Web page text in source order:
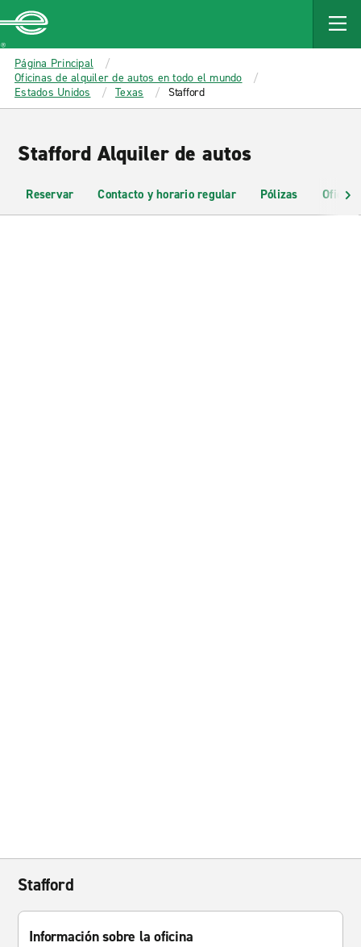
MAIN
CONTENT
Enterprise
Página Principal
Oficinas de alquiler de autos en todo el mundo
Estados Unidos
Texas Stafford
Stafford Alquiler de autos
Reservar Contacto y horario regular Pólizas
Stafford
Información sobre la oficina